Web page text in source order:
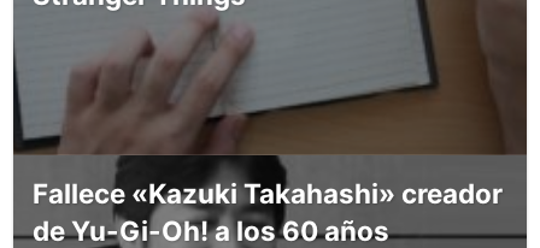
Fallece «Kazuki Takahashi» creador
de Yu-Gi-Oh! a los 60 años